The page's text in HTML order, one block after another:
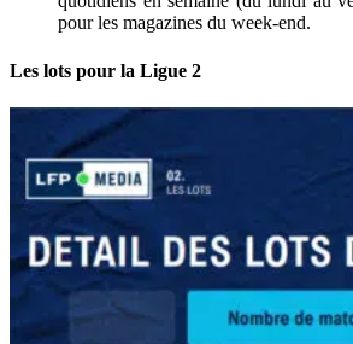
pour les magazines du week-end.
Les lots pour la Ligue 2